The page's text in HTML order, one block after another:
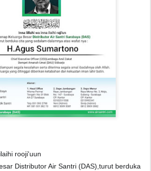
rooji'uun
Distributor Air Santri (DAS),turut berduka